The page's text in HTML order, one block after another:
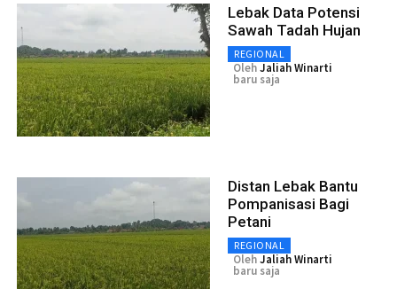
Lebak Data Potensi
Sawah Tadah Hujan
REGIONAL
OlehJaliah Winarti
baru saja
Distan Lebak Bantu
Pompanisasi Bagi
Petani
REGIONAL
OlehJaliah Winarti
baru saja